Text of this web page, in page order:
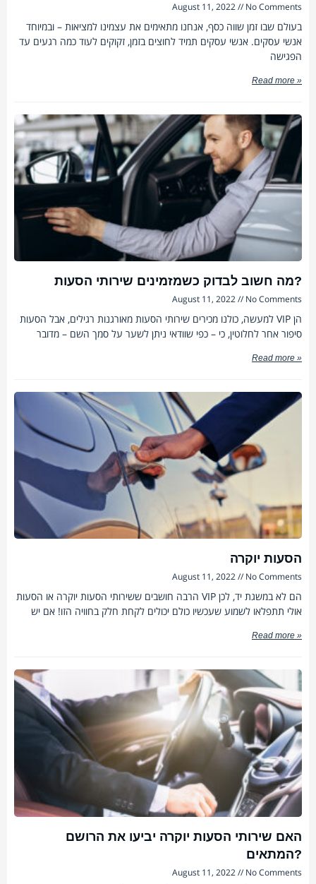
August 11, 2022 No Comments
בעולם שבו זמן שווה כסף, אנחנו מתאימים את עצמינו למציאות – ובמיוחד
אנשי עסקים. אנשי עסקים תמיד לחוצים בזמן, זקוקים לעוד כמה רגעים עד
הפגישה
Read more »
מה חשוב לבדוק כשמזמינים שירותי הסעות?
August 11, 2022 No Comments
למעשה, כולנו מכירים שירותי הסעות מאורגנות רגילים, אבל הסעות VIP הן
סיפור אחר לחלוטין, כי – כפי שוודאי ניתן לשער על סמך השם – מדובר
Read more »
הסעות יוקרה
August 11, 2022 No Comments
הרבה חושבים ששירותי הסעות יוקרה או הסעות VIP הם לא במשגת יד, לכן
אולי תתפלאו לשמוע שעכשיו כולם יכולים לקחת חלק בחוויה הזו! אם יש
Read more »
האם שירותי הסעות יוקרה יביעו את הרושם
המתאים?
August 11, 2022 No Comments